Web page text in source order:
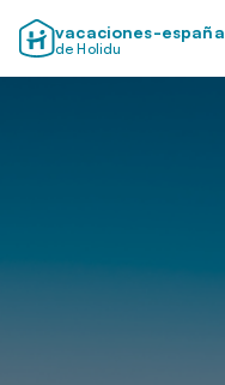
vacaciones-españa
de Holidu